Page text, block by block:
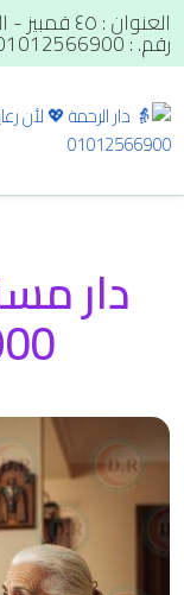
العنوان :
رقم. : 01012566900
دار